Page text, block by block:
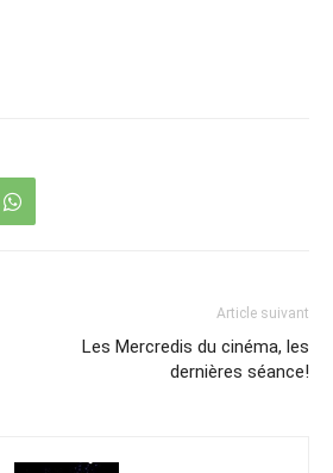
Article suivant
Les Mercredis du cinéma, les
dernières séance!